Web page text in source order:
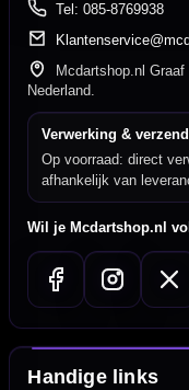
Tel: 085-8769938
Mcdartshop.nl
Nederland.
Verwerking &
Op voorraad: direct
afhankelijk van
Wil je Mcdartshop.nl
Handige links